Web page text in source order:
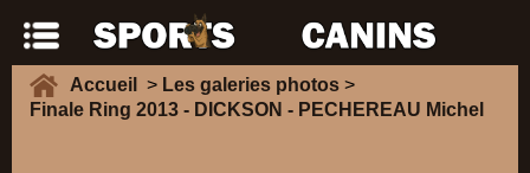
Accueil > Les galeries photos >
Finale Ring 2013 - DICKSON - PECHEREAU Michel